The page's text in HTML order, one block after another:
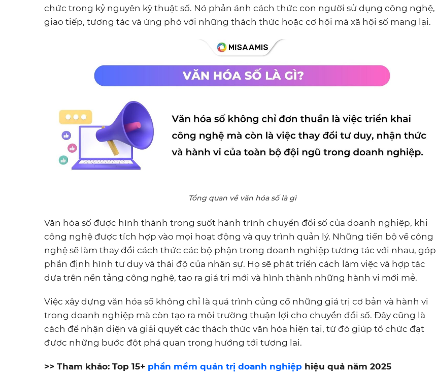
chức trong kỷ nguyên kỹ thuật số. Nó phản ánh cách thức con người sử dụng công nghệ,
giao tiếp, tương tác và ứng phó với những thách thức hoặc cơ hội mà xã hội số mang lại.
Tổng quan về văn hóa số là gì
Văn hóa số được hình thành trong suốt hành trình chuyển đổi số của doanh nghiệp, khi
công nghệ được tích hợp vào mọi hoạt động và quy trình quản lý. Những tiến bộ về công
nghệ sẽ làm thay đổi cách thức các bộ phận trong doanh nghiệp tương tác với nhau, góp
phần định hình tư duy và thái độ của nhân sự. Họ sẽ phát triển cách làm việc và hợp tác
dựa trên nền tảng công nghệ, tạo ra giá trị mới và hình thành những hành vi mới mẻ.
Việc xây dựng văn hóa số không chỉ là quá trình củng cố những giá trị cơ bản và hành vi
trong doanh nghiệp mà còn tạo ra môi trường thuận lợi cho chuyển đổi số. Đây cũng là
cách để nhận diện và giải quyết các thách thức văn hóa hiện tại, từ đó giúp tổ chức đạt
được những bước đột phá quan trọng hướng tới tương lai.
>> Tham khảo: Top 15+ phần mềm quản trị doanh nghiệp hiệu quả năm 2025